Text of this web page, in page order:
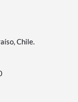
Chile.